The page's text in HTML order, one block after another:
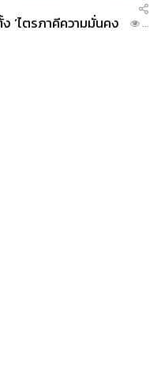
‘ไตรภาคีความมั่นคง
...